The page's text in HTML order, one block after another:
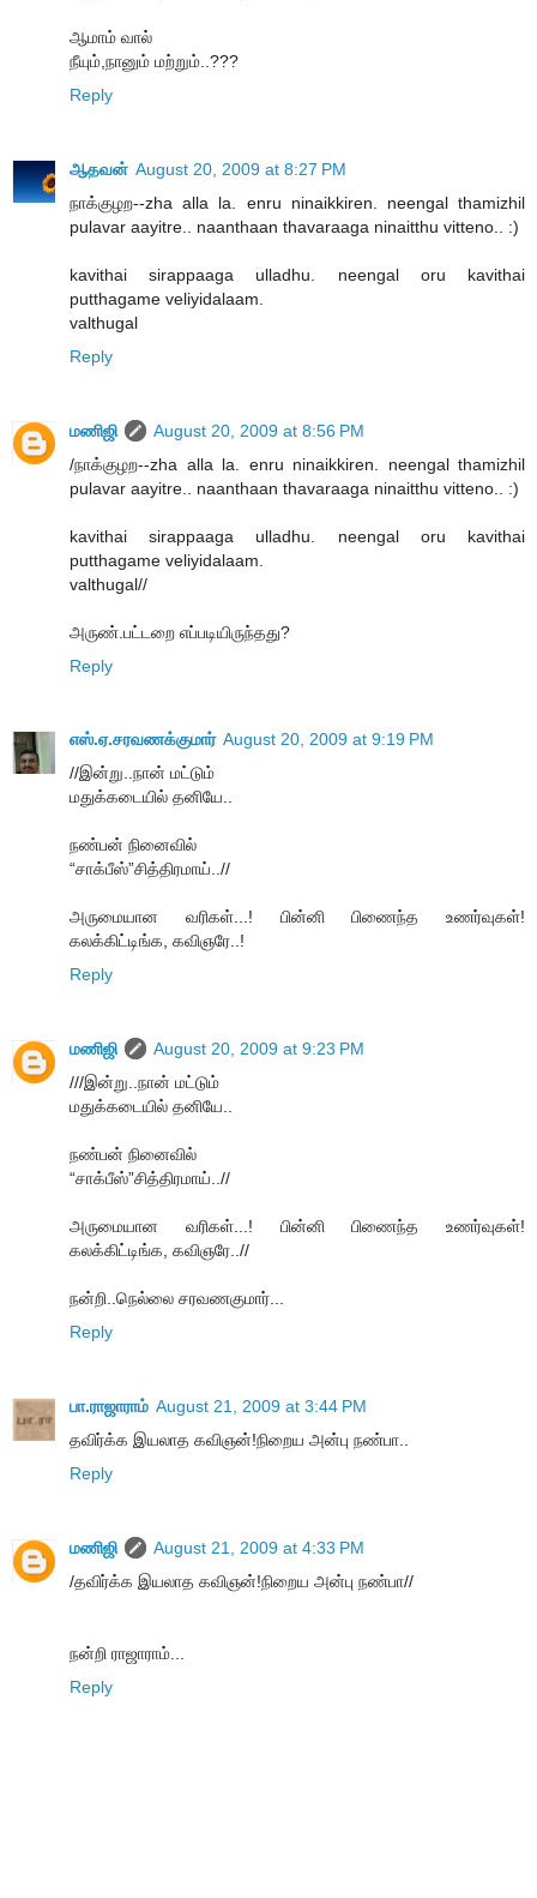
ஆமாம் வால்
நீயும்,நானும் மற்றும்..???
Reply
ஆதவன் August 20, 2009 at 8:27 PM
நாக்குழற--zha alla la. enru ninaikkiren. neengal thamizhil
pulavar aayitre.. naanthaan thavaraaga ninaitthu vitteno.. :)
kavithai sirappaaga ulladhu. neengal oru kavithai
putthagame veliyidalaam.
valthugal
Reply
மணிஜி
August 20, 2009 at 8:56 PM
/நாக்குழற--zha alla la. enru ninaikkiren. neengal thamizhil
pulavar aayitre.. naanthaan thavaraaga ninaitthu vitteno.. :)
kavithai sirappaaga ulladhu. neengal oru kavithai
putthagame veliyidalaam.
valthugal//
அருண்.பட்டறை எப்படியிருந்தது?
Reply
எஸ்.ஏ.சரவணக்குமார் August 20, 2009 at 9:19 PM
//இன்று..நான் மட்டும்
மதுக்கடையில் தனியே..
நண்பன் நினைவில்
“சாக்பீஸ்”சித்திரமாய்..//
அருமையான வரிகள்...! பின்னி பிணைந்த உணர்வுகள்!
கலக்கிட்டிங்க, கவிஞரே..!
Reply
மணிஜி
August 20, 2009 at 9:23 PM
///இன்று..நான் மட்டும்
மதுக்கடையில் தனியே..
நண்பன் நினைவில்
“சாக்பீஸ்”சித்திரமாய்..//
அருமையான வரிகள்...! பின்னி பிணைந்த உணர்வுகள்!
கலக்கிட்டிங்க, கவிஞரே..//
நன்றி..நெல்லை சரவணகுமார்...
Reply
பா.ராஜாராம் August 21, 2009 at 3:44 PM
தவிர்க்க இயலாத கவிஞன்!நிறைய அன்பு நண்பா..
Reply
மணிஜி
August 21, 2009 at 4:33 PM
/தவிர்க்க இயலாத கவிஞன்!நிறைய அன்பு நண்பா//
நன்றி ராஜாராம்...
Reply